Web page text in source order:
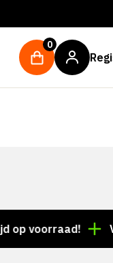
0
Voor